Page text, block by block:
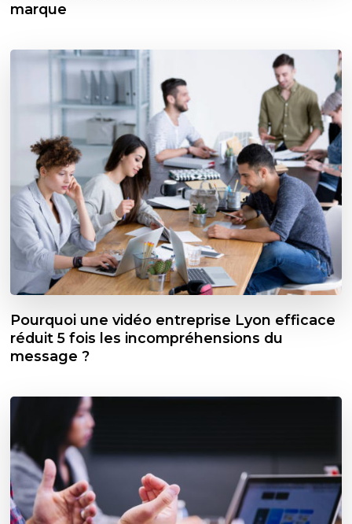
marque
Pourquoi une vidéo entreprise Lyon efficace
réduit 5 fois les incompréhensions du
message ?